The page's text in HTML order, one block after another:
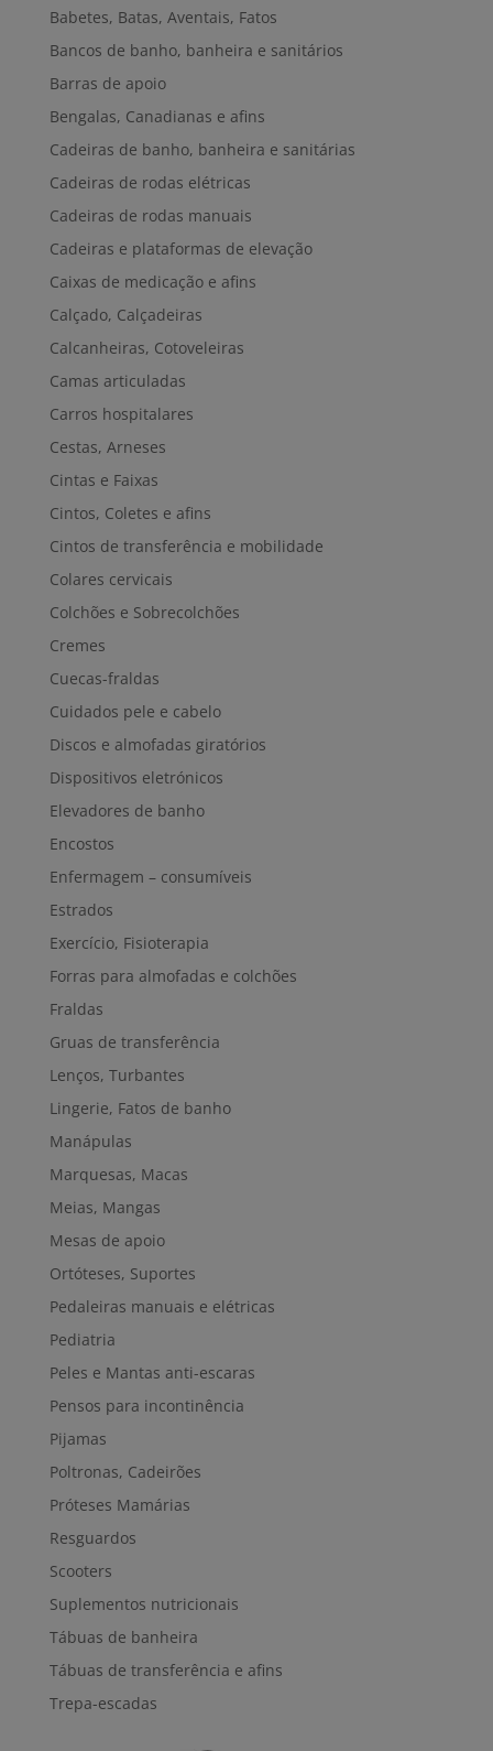
Babetes, Batas, Aventais, Fatos
Bancos de banho, banheira e sanitários
Barras de apoio
Bengalas, Canadianas e afins
Cadeiras de banho, banheira e sanitárias
Cadeiras de rodas elétricas
Cadeiras de rodas manuais
Cadeiras e plataformas de elevação
Caixas de medicação e afins
Calçado, Calçadeiras
Calcanheiras, Cotoveleiras
Camas articuladas
Carros hospitalares
Cestas, Arneses
Cintas e Faixas
Cintos, Coletes e afins
Cintos de transferência e mobilidade
Colares cervicais
Colchões e Sobrecolchões
Cremes
Cuecas-fraldas
Cuidados pele e cabelo
Discos e almofadas giratórios
Dispositivos eletrónicos
Elevadores de banho
Encostos
Enfermagem – consumíveis
Estrados
Exercício, Fisioterapia
Forras para almofadas e colchões
Fraldas
Gruas de transferência
Lenços, Turbantes
Lingerie, Fatos de banho
Manápulas
Marquesas, Macas
Meias, Mangas
Mesas de apoio
Ortóteses, Suportes
Pedaleiras manuais e elétricas
Pediatria
Peles e Mantas anti-escaras
Pensos para incontinência
Pijamas
Poltronas, Cadeirões
Próteses Mamárias
Resguardos
Scooters
Suplementos nutricionais
Tábuas de banheira
Tábuas de transferência e afins
Trepa-escadas